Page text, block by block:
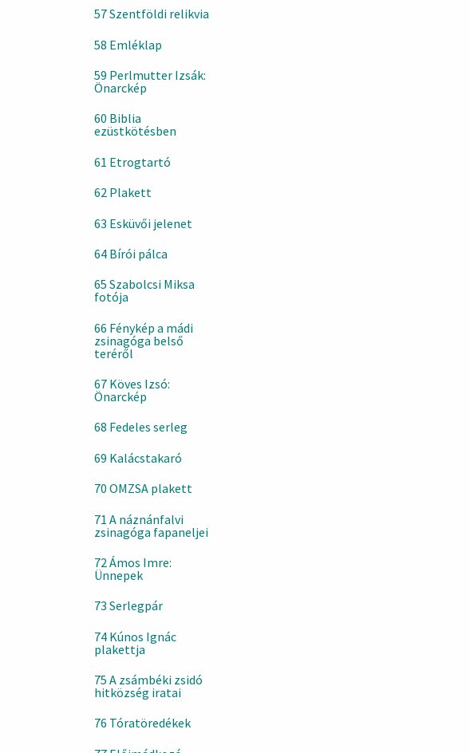
57 Szentföldi relikvia
58 Emléklap
59 Perlmutter Izsák:
Önarckép
60 Biblia
ezüstkötésben
61 Etrogtartó
62 Plakett
63 Esküvői jelenet
64 Bírói pálca
65 Szabolcsi Miksa
fotója
66 Fénykép a mádi
zsinagóga belső
teréről
67 Köves Izsó:
Önarckép
68 Fedeles serleg
69 Kalácstakaró
70 OMZSA plakett
71 A náznánfalvi
zsinagóga fapaneljei
72 Ámos Imre:
Ünnepek
73 Serlegpár
74 Kúnos Ignác
plakettja
75 A zsámbéki zsidó
hitközség iratai
76 Tóratöredékek